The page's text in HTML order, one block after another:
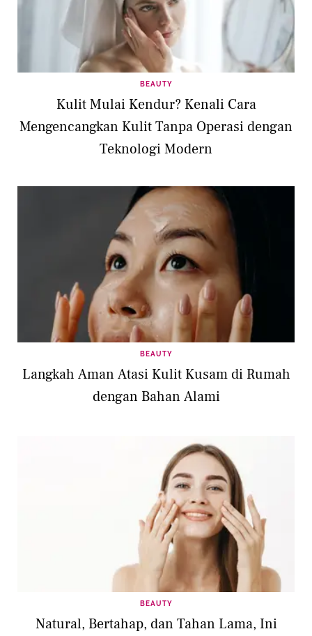
BEAUTY
Kulit Mulai Kendur? Kenali Cara
Mengencangkan Kulit Tanpa Operasi dengan
Teknologi Modern
BEAUTY
Langkah Aman Atasi Kulit Kusam di Rumah
dengan Bahan Alami
BEAUTY
Natural, Bertahap, dan Tahan Lama, Ini